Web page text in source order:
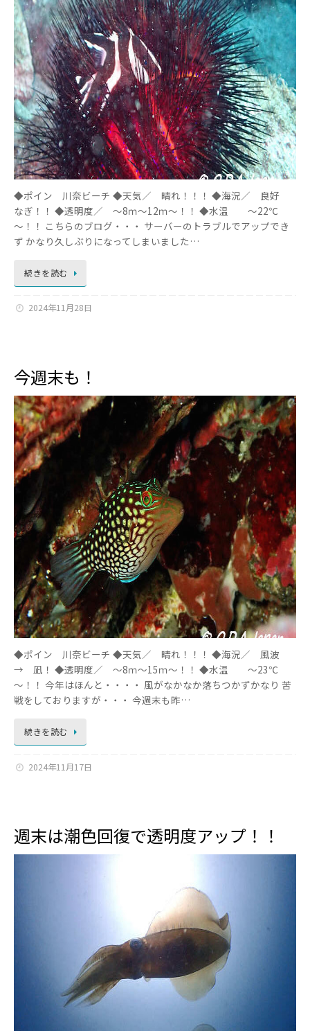
◆ポイン 川奈ビーチ ◆天気／ 晴れ！！！ ◆海況／ 良好
なぎ！！ ◆透明度／ ～8ｍ～12ｍ～！！ ◆水温 ～22℃
～！！ こちらのブログ・・・ サーバーのトラブルでアップでき
ず かなり久しぶりになってしまいました…
続きを読む
2024年11月28日
今週末も！
◆ポイン 川奈ビーチ ◆天気／ 晴れ！！！ ◆海況／ 風波
→ 凪！ ◆透明度／ ～8ｍ～15ｍ～！！ ◆水温 ～23℃
～！！ 今年はほんと・・・・ 風がなかなか落ちつかずかなり 苦
戦をしておりますが・・・ 今週末も昨…
続きを読む
2024年11月17日
週末は潮色回復で透明度アップ！！